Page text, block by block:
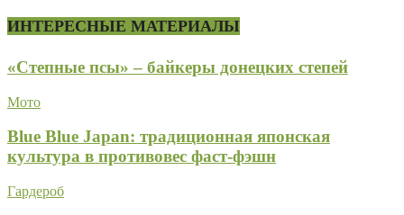
ИНТЕРЕСНЫЕ МАТЕРИАЛЫ
«Степные псы» – байкеры донецких степей
Мото
Blue Blue Japan: традиционная японская
культура в противовес фаст-фэшн
Гардероб